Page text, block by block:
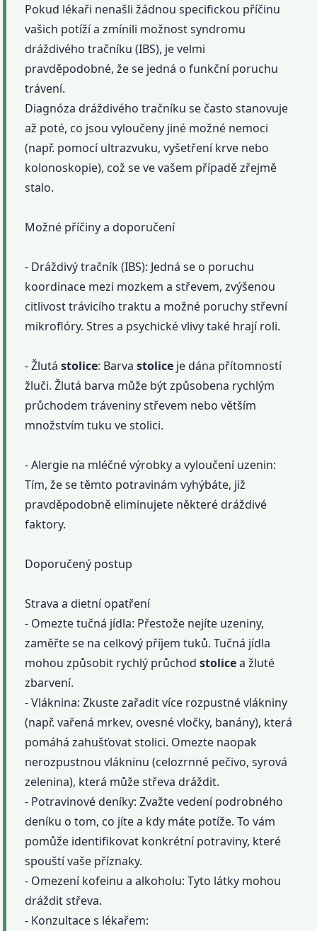
Pokud lékaři nenašli žádnou specifickou příčinu
vašich potíží a zmínili možnost syndromu
dráždivého tračníku (IBS), je velmi
pravděpodobné, že se jedná o funkční poruchu
trávení.
Diagnóza dráždivého tračníku se často stanovuje
až poté, co jsou vyloučeny jiné možné nemoci
(např. pomocí ultrazvuku, vyšetření krve nebo
kolonoskopie), což se ve vašem případě zřejmě
stalo.
Možné příčiny a doporučení
- Dráždivý tračník (IBS): Jedná se o poruchu
koordinace mezi mozkem a střevem, zvýšenou
citlivost trávicího traktu a možné poruchy střevní
mikroflóry. Stres a psychické vlivy také hrají roli.
- Žlutástolice: Barvastolice je dána přítomností
žluči. Žlutá barva může být způsobena rychlým
průchodem tráveniny střevem nebo větším
množstvím tuku ve stolici.
- Alergie na mléčné výrobky a vyloučení uzenin:
Tím, že se těmto potravinám vyhýbáte, již
pravděpodobně eliminujete některé dráždivé
faktory.
Doporučený postup
Strava a dietní opatření
- Omezte tučná jídla: Přestože nejíte uzeniny,
zaměřte se na celkový příjem tuků. Tučná jídla
mohou způsobit rychlý průchodstolicea žluté
zbarvení.
- Vláknina: Zkuste zařadit více rozpustné vlákniny
(např. vařená mrkev, ovesné vločky, banány), která
pomáhá zahušťovat stolici. Omezte naopak
nerozpustnou vlákninu (celozrnné pečivo, syrová
zelenina), která může střeva dráždit.
- Potravinové deníky: Zvažte vedení podrobného
deníku o tom, co jíte a kdy máte potíže. To vám
pomůže identifikovat konkrétní potraviny, které
spouští vaše příznaky.
- Omezení kofeinu a alkoholu: Tyto látky mohou
dráždit střeva.
- Konzultace s lékařem: